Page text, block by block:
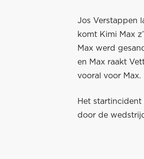
Jos Verstappen
komt Kimi Max
Max werd
en Max raakt
vooral voor
Het startincident
door de